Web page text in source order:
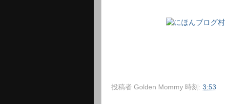
投稿者 Golden Mommy 時刻: 3:53